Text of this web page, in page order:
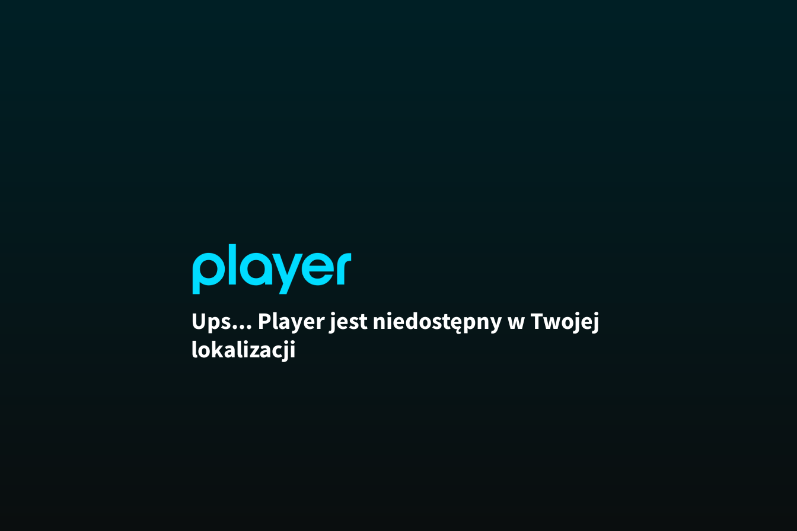
Ups... Player jest niedostępny w Twojej
lokalizacji